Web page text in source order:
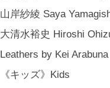
山岸紗綾 Saya
大清水裕史 Hiroshi
Leathers by Kei Arabuna
《キッズ》Kids